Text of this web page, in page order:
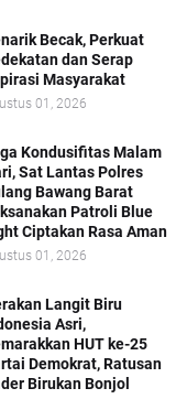
Becak, Perkuat
dan Serap
Masyarakat
01, 2026
Kondusifitas Malam
Sat Lantas Polres
Bawang Barat
Patroli Blue
Ciptakan Rasa Aman
01, 2026
Langit Biru
Asri,
HUT ke-25
Demokrat, Ratusan
Birukan Bonjol